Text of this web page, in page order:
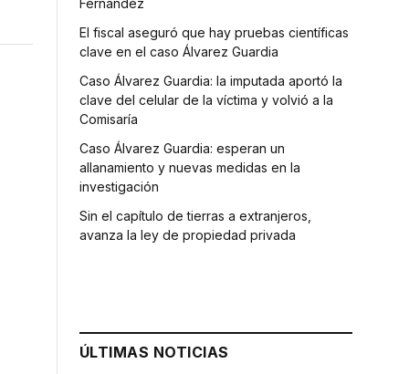
El fiscal aseguró que hay pruebas científicas
clave en el caso Álvarez Guardia
Caso Álvarez Guardia: la imputada aportó la
clave del celular de la víctima y volvió a la
Comisaría
Caso Álvarez Guardia: esperan un
allanamiento y nuevas medidas en la
investigación
Sin el capítulo de tierras a extranjeros,
avanza la ley de propiedad privada
ÚLTIMAS NOTICIAS